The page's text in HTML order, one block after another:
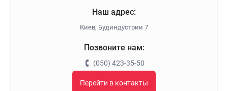
Наш адрес:
Киев, Будиндустрии 7
Позвоните нам:
(050) 423-35-50
Перейти в контакты